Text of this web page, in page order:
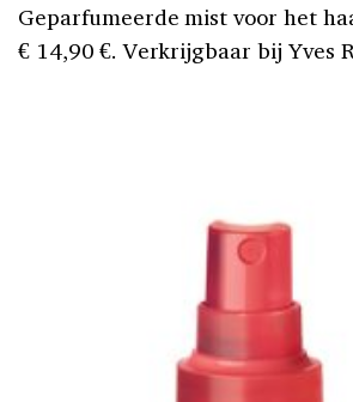
Geparfumeerde mist voor het
€ 14,90 €. Verkrijgbaar bij Yves